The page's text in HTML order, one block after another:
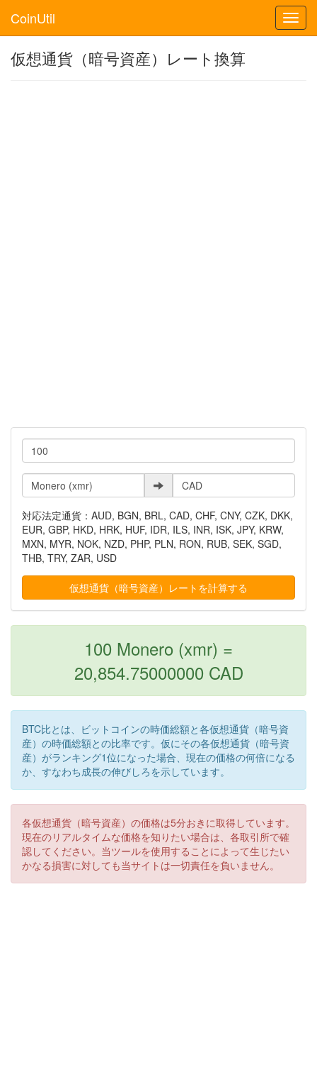
CoinUtil
仮想通貨（暗号資産）レート換算
対応法定通貨：AUD, BGN, BRL, CAD, CHF, CNY, CZK, DKK,
EUR, GBP, HKD, HRK, HUF, IDR, ILS, INR, ISK, JPY, KRW,
MXN, MYR, NOK, NZD, PHP, PLN, RON, RUB, SEK, SGD,
THB, TRY, ZAR, USD
100 Monero (xmr) =
20,854.75000000 CAD
BTC比とは、ビットコインの時価総額と各仮想通貨（暗号資
産）の時価総額との比率です。仮にその各仮想通貨（暗号資
産）がランキング1位になった場合、現在の価格の何倍になる
か、すなわち成長の伸びしろを示しています。
各仮想通貨（暗号資産）の価格は5分おきに取得しています。
現在のリアルタイムな価格を知りたい場合は、各取引所で確
認してください。当ツールを使用することによって生じたい
かなる損害に対しても当サイトは一切責任を負いません。